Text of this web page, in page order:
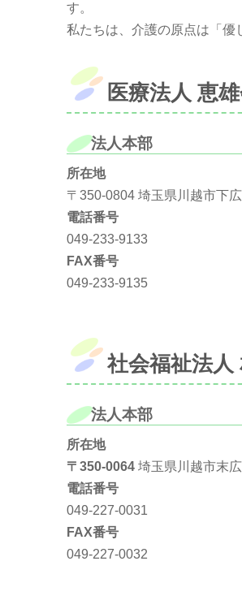
す。
私たちは、介護の原点は「優
医療法人 恵
法人本部
所在地
〒350-0804 埼玉県川越市下
電話番号
049-233-9133
FAX番号
049-233-9135
社会福祉法人
法人本部
所在地
〒350-0064 埼玉県川越市末
電話番号
049-227-0031
FAX番号
049-227-0032